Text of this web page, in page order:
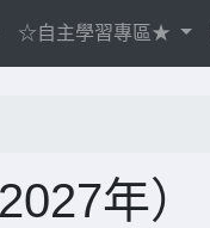
☆自主學習專區★
年）